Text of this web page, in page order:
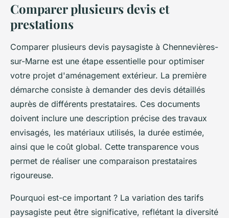
Comparer plusieurs devis et
prestations
Comparer plusieurs devis paysagiste à Chennevières-
sur-Marne est une étape essentielle pour optimiser
votre projet d'aménagement extérieur. La première
démarche consiste à demander des devis détaillés
auprès de différents prestataires. Ces documents
doivent inclure une description précise des travaux
envisagés, les matériaux utilisés, la durée estimée,
ainsi que le coût global. Cette transparence vous
permet de réaliser une comparaison prestataires
rigoureuse.
Pourquoi est-ce important ? La variation des tarifs
paysagiste peut être significative, reflétant la diversité